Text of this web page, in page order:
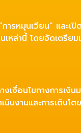
รหมุนเวียน” และเปิ
หล่านี้ โดยจัดเตรียม
เงื่อนไขทางการเงิน
นงานและการเติบโ